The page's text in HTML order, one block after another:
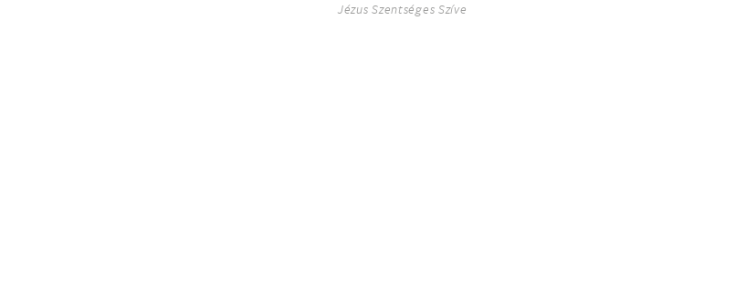
Jézus Szentséges Szíve